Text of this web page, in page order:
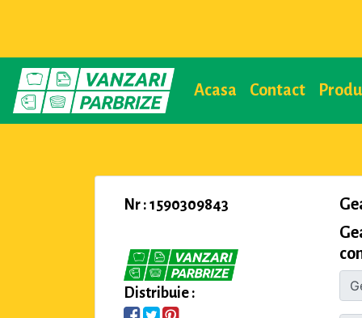
Acasa Contact
Nr : 1590309843
Distribuie :